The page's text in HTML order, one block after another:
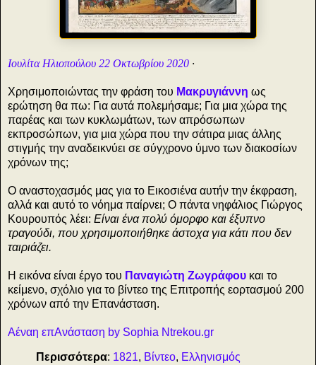
Ιουλίτα Ηλιοπούλου 22 Οκτωβρίου 2020 ·
Χρησιμοποιώντας την φράση του Μακρυγιάννη ως
ερώτηση θα πω: Για αυτά πολεμήσαμε; Για μια χώρα της
παρέας και των κυκλωμάτων, των απρόσωπων
εκπροσώπων, για μια χώρα που την σάτιρα μιας άλλης
στιγμής την αναδεικνύει σε σύγχρονο ύμνο των διακοσίων
χρόνων της;
Ο αναστοχασμός μας για το Εικοσιένα αυτήν την έκφραση,
αλλά και αυτό το νόημα παίρνει; Ο πάντα νηφάλιος Γιώργος
Κουρουπός λέει: Είναι ένα πολύ όμορφο και έξυπνο
τραγούδι, που χρησιμοποιήθηκε άστοχα για κάτι που δεν
ταιριάζει.
Η εικόνα είναι έργο του Παναγιώτη Ζωγράφου και το
κείμενο, σχόλιο για το βίντεο της Επιτροπής εορτασμού 200
χρόνων από την Επανάσταση.
Αέναη επΑνάσταση by Sophia Ntrekou.gr
Περισσότερα: 1821, Βίντεο, Ελληνισμός